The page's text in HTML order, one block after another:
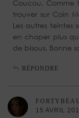
Coucou. Comme
trouver sur Coin
Les autres teintes
en choper plus
de bisous. Bonne
RÉPONDRE
15 AVRIL